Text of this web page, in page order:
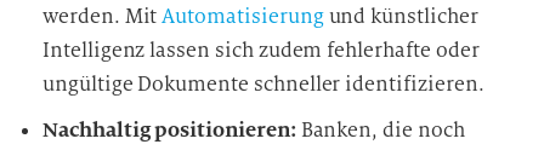
werden. MitAutomatisierungund künstlicher
Intelligenz lassen sich zudem fehlerhafte oder
ungültige Dokumente schneller identifizieren.
Nachhaltig positionieren: Banken, die noch